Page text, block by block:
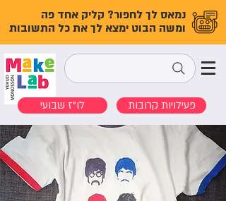
נמאס לך לחפור? קליק אחד פה
ומשה הבוט ימצא לך את כל התשובות
לו"ז שבועי פעילויות קרובות